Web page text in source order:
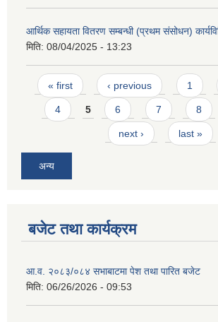
आर्थिक सहायता वितरण सम्बन्धी (प्रथम संसोधन)
मिति: 08/04/2025 - 13:23
Pages
« first ‹ previous 1
4 5 6 7 8
next › last »
अन्य
बजेट तथा कार्यक्रम
आ.व. २०८३/०८४ सभाबाटमा पेश तथा पारित बजेट
मिति: 06/26/2026 - 09:53